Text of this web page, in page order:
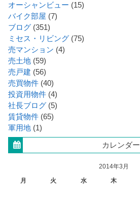
オーシャンビュー (15)
バイク部屋 (7)
ブログ (351)
ミセス・リビング (75)
売マンション (4)
売土地 (59)
売戸建 (56)
売買物件 (40)
投資用物件 (4)
社長ブログ (5)
賃貸物件 (65)
軍用地 (1)
カレンダー
2014年3月
月
火 水 木